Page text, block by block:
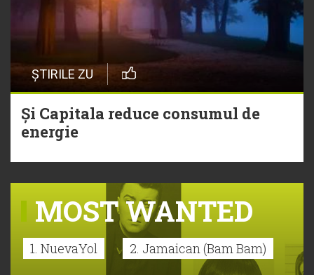
ȘTIRILE ZU
Și Capitala reduce consumul de
energie
MOST WANTED
1. NuevaYol 2. Jamaican (Bam Bam)